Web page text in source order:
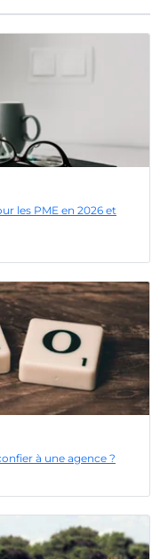
les PME en 2026 et
à une agence ?